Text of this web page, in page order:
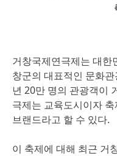
거창국제연극제는 대한
창군의 대표적인 문화
년 20만 명의 관광객이
극제는 교육도시이자
브랜드라고 할 수 있다.
이 축제에 대해 최근 거